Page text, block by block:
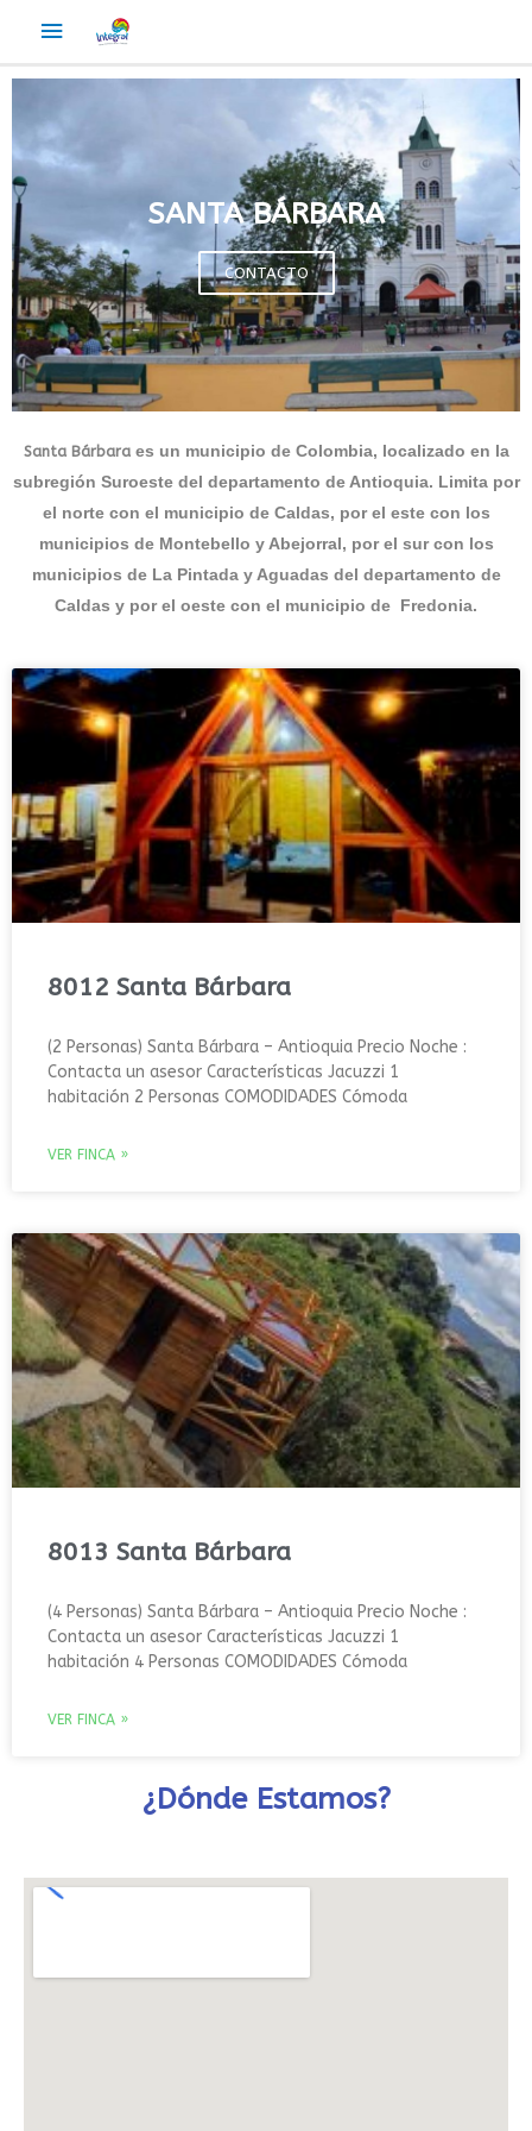
SANTA BÁRBARA
CONTACTO
Santa Bárbaraes un municipio de Colombia, localizado en la
subregión Suroestedel departamento de Antioquia. Limita por
el norte con el municipio de Caldas, por el este con los
municipios de Montebello y Abejorral, por el sur con los
municipios de La Pintada y Aguadas del departamento de
Caldas y por el oeste con el municipio de Fredonia.
8012 Santa Bárbara
(2 Personas) Santa Bárbara – Antioquia Precio Noche :
Contacta un asesor Características Jacuzzi 1
habitación 2 Personas COMODIDADES Cómoda
VER FINCA »
8013 Santa Bárbara
(4 Personas) Santa Bárbara – Antioquia Precio Noche :
Contacta un asesor Características Jacuzzi 1
habitación 4 Personas COMODIDADES Cómoda
VER FINCA »
¿Dónde Estamos?